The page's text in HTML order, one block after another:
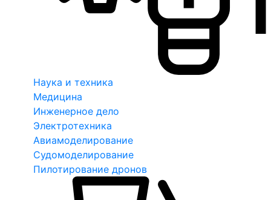
Наука и техника
Медицина
Инженерное дело
Электротехника
Авиамоделирование
Судомоделирование
Пилотирование дронов